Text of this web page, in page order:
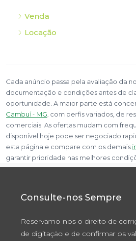
Venda
Locação
Cada anúncio passa pela avaliação da
documentação e condições antes de
oportunidade. A maior parte está
Cambuí - MG , com perfis variados, de
comerciais. As ofertas mudam com
disponível hoje pode ser negociado
esta página e compare com os demais
garantir prioridade nas melhores
Consulte-nos Sempre
Reservamo-nos o direito de
de digitação e de confirmar os